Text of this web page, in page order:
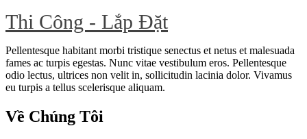
Thi Công - Lắp Đặt
Pellentesque habitant morbi tristique senectus et netus et malesuada
fames ac turpis egestas. Nunc vitae vestibulum eros. Pellentesque
odio lectus, ultrices non velit in, sollicitudin lacinia dolor. Vivamus
eu turpis a tellus scelerisque aliquam.
Về Chúng Tôi